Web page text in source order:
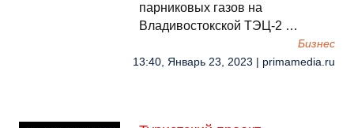
парниковых газов на
Владивостокской ТЭЦ-2 …
Бизнес
13:40, Январь 23, 2023 | primamedia.ru